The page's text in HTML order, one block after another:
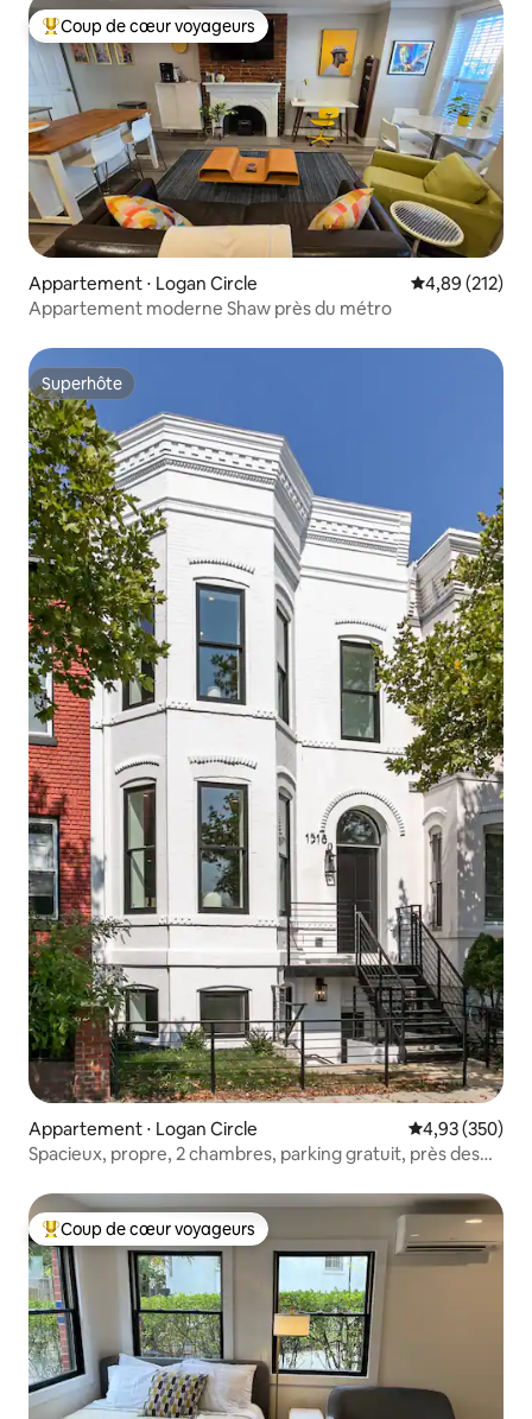
Coups de cœur voyageurs les plus appréciés
Coup de cœur voyageurs
Appartement ⋅ Logan Circle Évaluation
4,89 (212)
Appartement moderne Shaw près du métro
Superhôte
Superhôte
Appartement ⋅ Logan Circle Évaluation
4,93 (350)
Spacieux, propre, 2 chambres, parking gratuit, près des
Coups de cœur voyageurs les plus appréciés
Coup de cœur voyageurs